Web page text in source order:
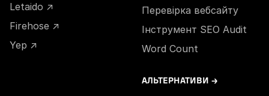
Letaido ↗
Firehose ↗
Yep ↗
Перевірка вебсайту
Інструмент SEO Audit
Word Count
АЛЬТЕРНАТИВИ →